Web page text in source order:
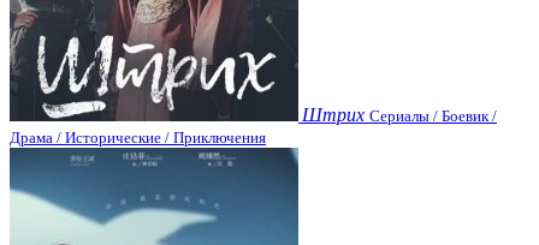
Штрих Сериалы / Боевик /
Драма / Исторические / Приключения